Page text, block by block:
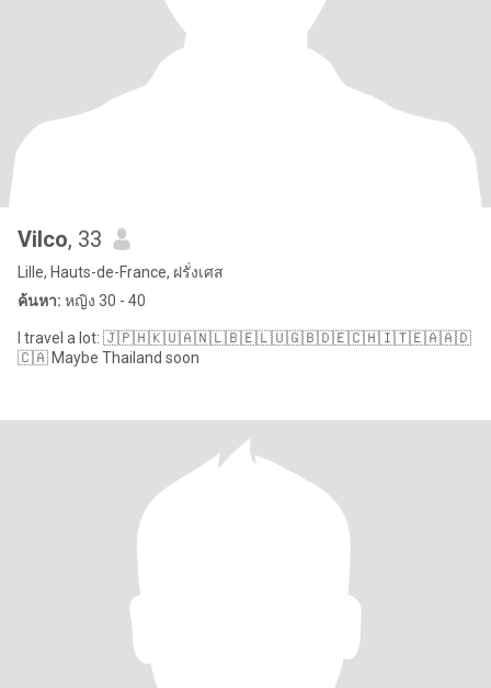
Vilco, 33
Lille, Hauts-de-France, ฝรั่งเศส
ค้นหา: หญิง 30 - 40
I travel a lot: 🇯🇵🇭🇰🇺🇦🇳🇱🇧🇪🇱🇺🇬🇧🇩🇪🇨🇭🇮🇹🇪🇦🇦🇩
🇨🇦 Maybe Thailand soon